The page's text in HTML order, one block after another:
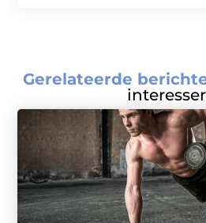
Gerelateerde